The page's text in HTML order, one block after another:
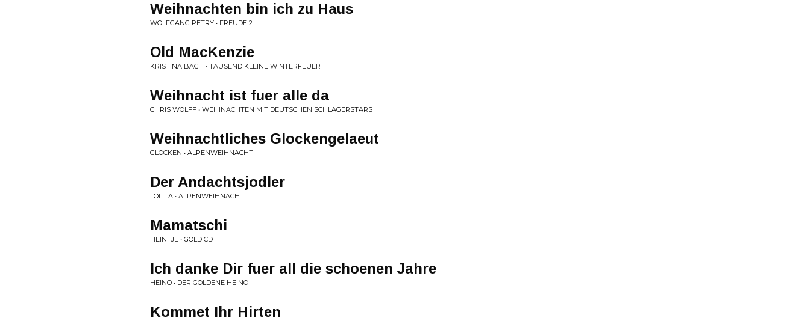
Weihnachten bin ich zu Haus
WOLFGANG PETRY • FREUDE 2
Old MacKenzie
KRISTINA BACH • TAUSEND KLEINE WINTERFEUER
Weihnacht ist fuer alle da
CHRIS WOLFF • WEIHNACHTEN MIT DEUTSCHEN SCHLAGERSTARS
Weihnachtliches Glockengelaeut
GLOCKEN • ALPENWEIHNACHT
Der Andachtsjodler
LOLITA • ALPENWEIHNACHT
Mamatschi
HEINTJE • GOLD CD 1
Ich danke Dir fuer all die schoenen Jahre
HEINO • DER GOLDENE HEINO
Kommet Ihr Hirten